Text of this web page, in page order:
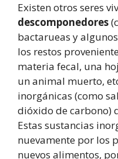
Existen otros seres
descomponedores
bactarueas y
los restos
materia fecal, una
un animal muerto,
inorgánicas (como
dióxido de carbono)
Estas sustancias
nuevamente por los
nuevos alimentos,